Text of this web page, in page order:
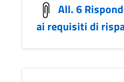
All. 6
ai requisiti di